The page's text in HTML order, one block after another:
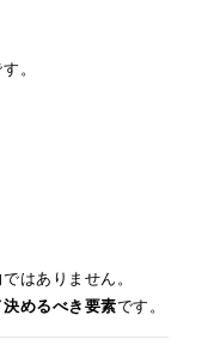
。
はありません。
めるべき要素です。